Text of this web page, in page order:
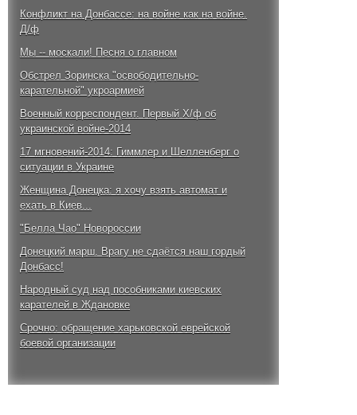
Конфликт на Донбассе: на войне как на войне.
Д/ф
Мы -- москали! Песня о главном
Обстрел Зоринска "освободительно-
карательной" укроармией
Военный корреспондент. Первый Х/ф об
украинской войне-2014
17 мгновений-2014: Гиммлер и Шелленберг о
ситуации в Украине
Женщина Донецка: я хочу взять автомат и
ехать в Киев...
"Белла Чао" Новороссии
Донецкий марш. Врагу не сдаётся наш гордый
Донбасс!
Народный суд над пособниками киевских
карателей в Ждановке
Срочно: обращение харьковской еврейской
боевой организации
2014 года